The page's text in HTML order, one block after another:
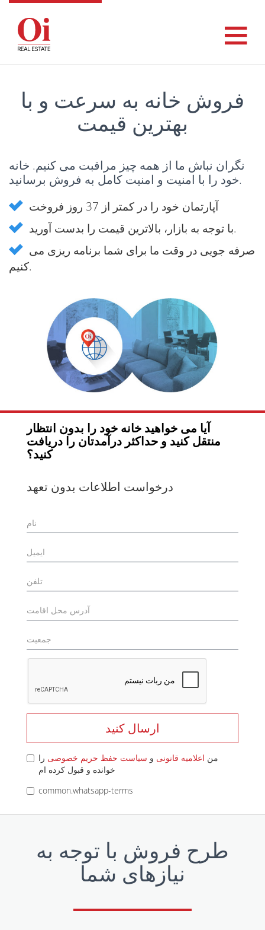
فروش خانه به سرعت و با
بهترین قیمت
نگران نباش ما از همه چیز مراقبت می کنیم. خانه
خود را با امنیت و امنیت کامل به فروش برسانید.
آپارتمان خود را در کمتر از 37 روز فروخت
با توجه به بازار، بالاترین قیمت را بدست آورید.
صرفه جویی در وقت ما برای شما برنامه ریزی می
کنیم.
آیا می خواهید خانه خود را بدون انتظار
منتقل کنید و حداکثر درآمدتان را دریافت
کنید؟
درخواست اطلاعات بدون تعهد
ارسال کنید
من اعلامیه قانونی و سیاست حفظ حریم خصوصی را
خوانده و قبول کرده ام
common.whatsapp-terms
طرح فروش با توجه به
نیازهای شما